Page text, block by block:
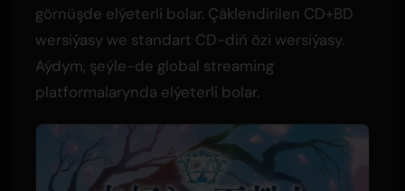
görnüşde elýeterli bolar. Çäklendirilen CD+BD
wersiýasy we standart CD-diň özi wersiýasy.
Aýdym, şeýle-de global streaming
platformalarynda elýeterli bolar.